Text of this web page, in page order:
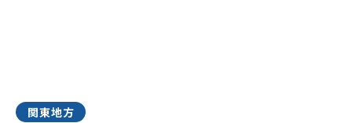
関東地方